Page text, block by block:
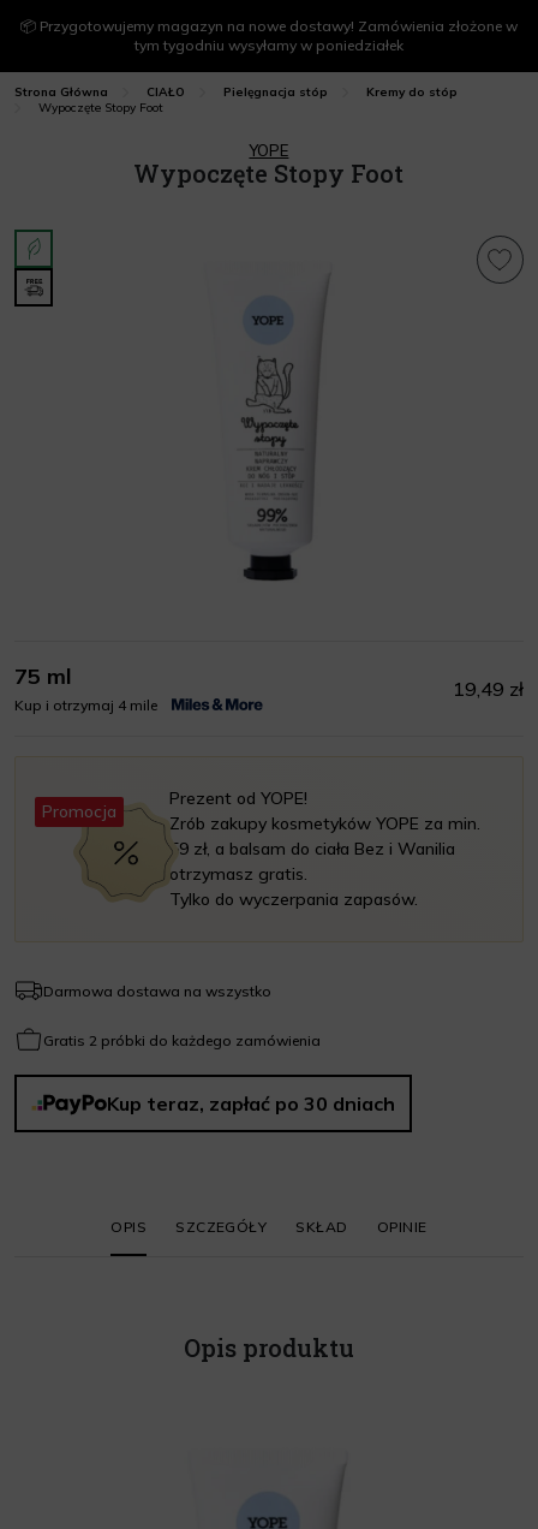
📦 Przygotowujemy magazyn na nowe dostawy! Zamówienia złożone w
tym tygodniu wysyłamy w poniedziałek
Strona Główna CIAŁO Pielęgnacja stóp
Kremy do stóp
Wypoczęte Stopy Foot
YOPE
Wypoczęte Stopy Foot
75 ml
Kup i otrzymaj 4 mile
19,49 zł
Promocja
Prezent od YOPE!
Zrób zakupy kosmetyków YOPE za min.
59 zł, a balsam do ciała Bez i Wanilia
otrzymasz gratis.
Tylko do wyczerpania zapasów.
Darmowa dostawa na wszystko
Gratis 2 próbki do każdego zamówienia
Kup teraz, zapłać po 30 dniach
OPIS SZCZEGÓŁY SKŁAD OPINIE
Opis produktu